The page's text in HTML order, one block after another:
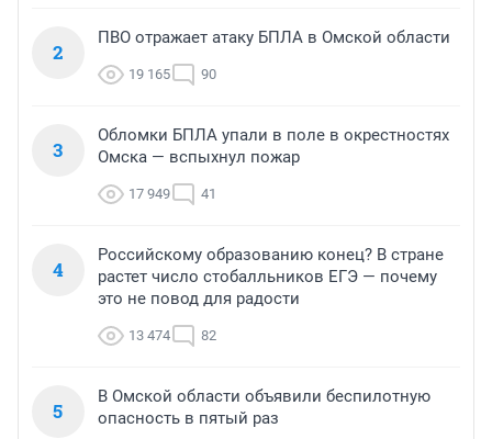
2
ПВО отражает атаку БПЛА в Омской области
19 165 90
3
Обломки БПЛА упали в поле в окрестностях
Омска — вспыхнул пожар
17 949 41
4
Российскому образованию конец? В стране
растет число стобалльников ЕГЭ — почему
это не повод для радости
13 474 82
5
В Омской области объявили беспилотную
опасность в пятый раз